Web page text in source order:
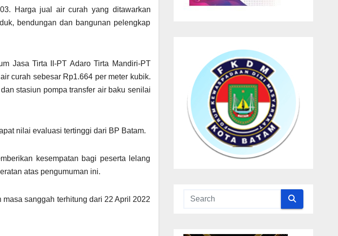
Harga jual air curah yang ditawarkan
bendungan dan bangunan pelengkap
Jasa Tirta II-PT Adaro Tirta Mandiri-PT
curah sebesar Rp1.664 per meter kubik.
stasiun pompa transfer air baku senilai
nilai evaluasi tertinggi dari BP Batam.
kesempatan bagi peserta lelang
atas pengumuman ini.
sanggah terhitung dari 22 April 2022